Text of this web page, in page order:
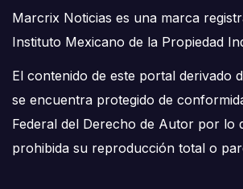
Marcrix Noticias es una marca
Instituto Mexicano de la Propiedad
El contenido de este portal derivado
se encuentra protegido de
Federal del Derecho de Autor por lo
prohibida su reproducción total o